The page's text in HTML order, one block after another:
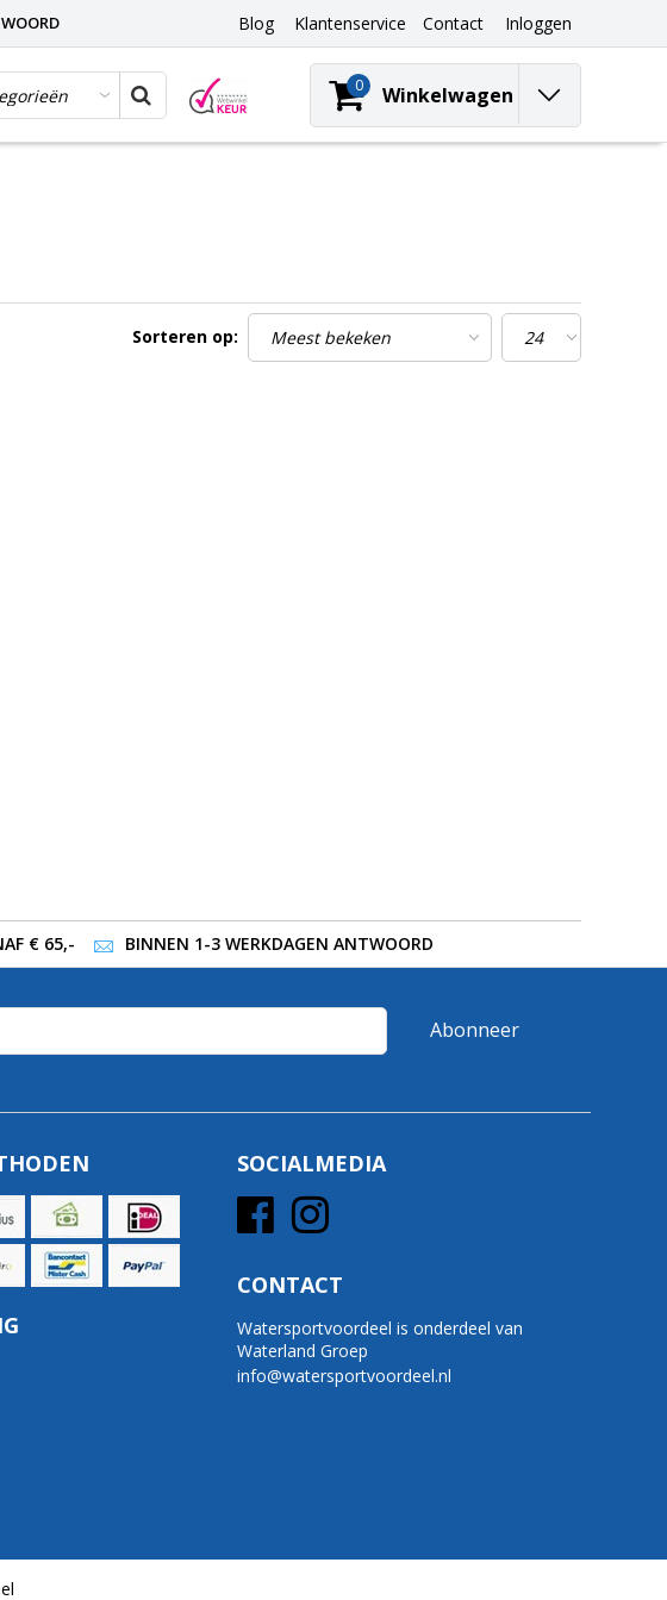
Blog Klantenservice Contact Inloggen
0 Winkelwagen
Sorteren op:
€ 65,- BINNEN 1-3 WERKDAGEN ANTWOORD
Abonneer
SOCIALMEDIA
CONTACT
Watersportvoordeel is onderdeel van
Waterland Groep
info@watersportvoordeel.nl